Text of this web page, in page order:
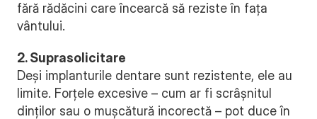
fără rădăcini care încearcă să reziste în fața
vântului.
2. Suprasolicitare
Deși implanturile dentare sunt rezistente, ele au
limite. Forțele excesive – cum ar fi scrâșnitul
dinților sau o mușcătură incorectă – pot duce în